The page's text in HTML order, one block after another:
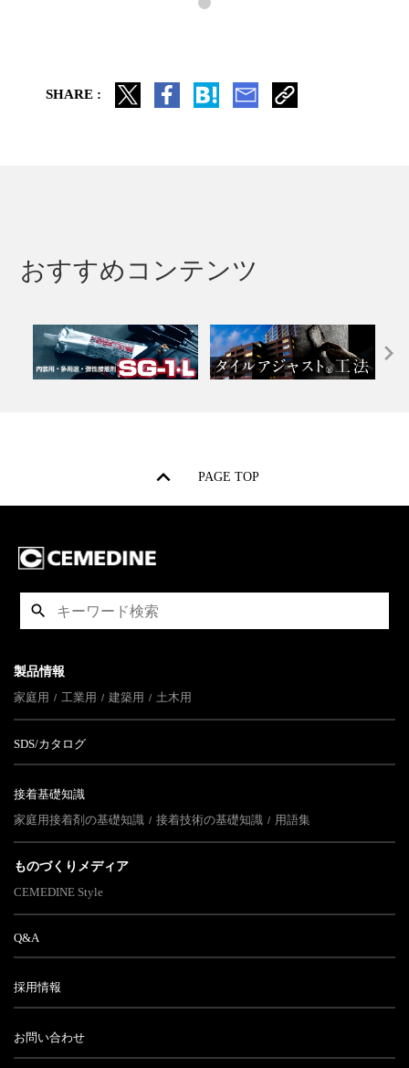
SHARE :
おすすめコンテンツ
PAGE TOP
製品情報
家庭用
工業用 建築用 土木用
SDS/カタログ
接着基礎知識
家庭用接着剤の基礎知識
接着技術の基礎知識 用語集
ものづくりメディア
CEMEDINE Style
Q&A
採用情報
お問い合わせ